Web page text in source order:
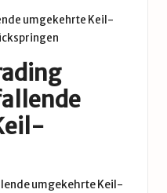
umgekehrte Keil-
umgekehrte Keil-